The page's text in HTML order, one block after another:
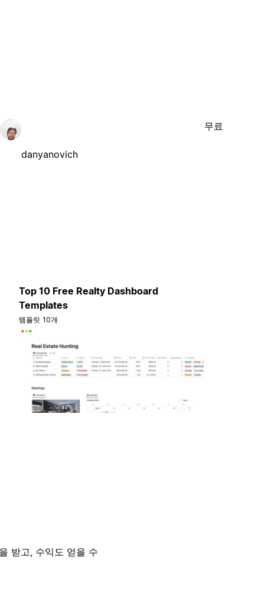
danyanovich
무료
Top 10 Free Realty Dashboard
Templates
템플릿 10개
받고, 수익도 얻을 수